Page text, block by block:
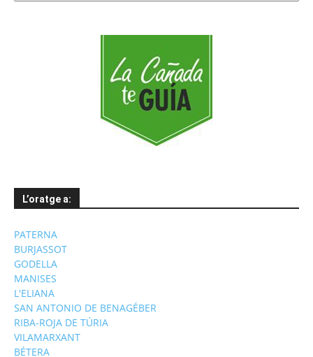
L’oratge a:
PATERNA
BURJASSOT
GODELLA
MANISES
L'ELIANA
SAN ANTONIO DE BENAGÉBER
RIBA-ROJA DE TÚRIA
VILAMARXANT
BÉTERA